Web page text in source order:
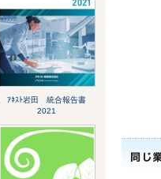
ｱﾈｽﾄ岩田 統合報告書
2021